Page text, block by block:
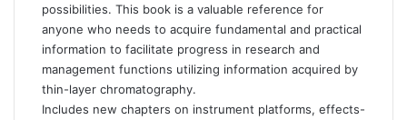
possibilities. This book is a valuable reference for
anyone who needs to acquire fundamental and practical
information to facilitate progress in research and
management functions utilizing information acquired by
thin-layer chromatography.
Includes new chapters on instrument platforms, effects-